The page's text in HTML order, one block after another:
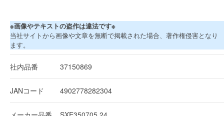
※画像やテキストの盗作は違法です※
当社サイトから画像や文章を無断で掲載された場合、著作権侵害となり
ます。
社内品番 37150869
JANコード 4902778282304